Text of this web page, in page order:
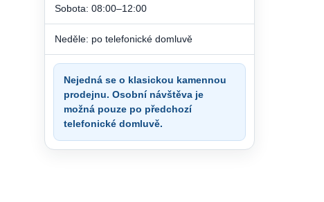
Sobota: 08:00–12:00
Neděle: po telefonické domluvě
Nejedná se o klasickou kamennou
prodejnu. Osobní návštěva je
možná pouze po předchozí
telefonické domluvě.